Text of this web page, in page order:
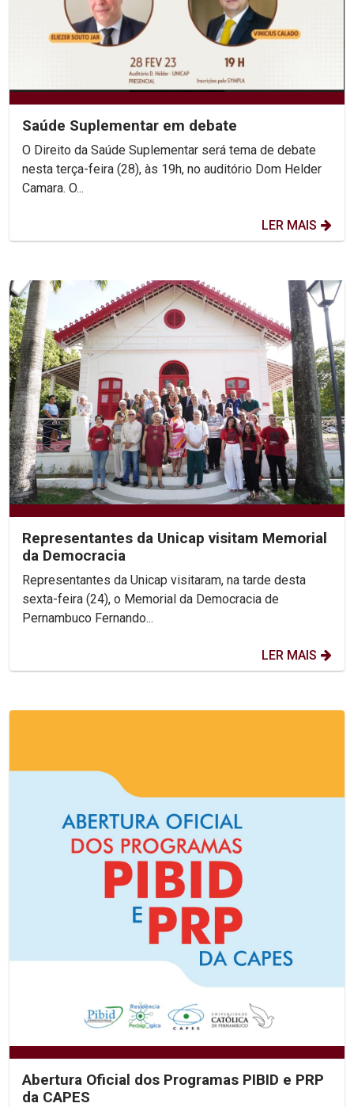
Saúde Suplementar em debate
O Direito da Saúde Suplementar será tema de debate
nesta terça-feira (28), às 19h, no auditório Dom Helder
Camara. O...
LER MAIS
Representantes da Unicap visitam Memorial
da Democracia
Representantes da Unicap visitaram, na tarde desta
sexta-feira (24), o Memorial da Democracia de
Pernambuco Fernando...
LER MAIS
Abertura Oficial dos Programas PIBID e PRP
da CAPES